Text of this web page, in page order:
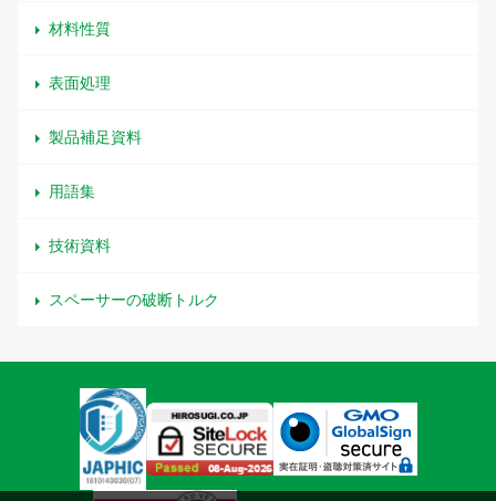
材料性質
表面処理
製品補足資料
用語集
技術資料
スペーサーの破断トルク